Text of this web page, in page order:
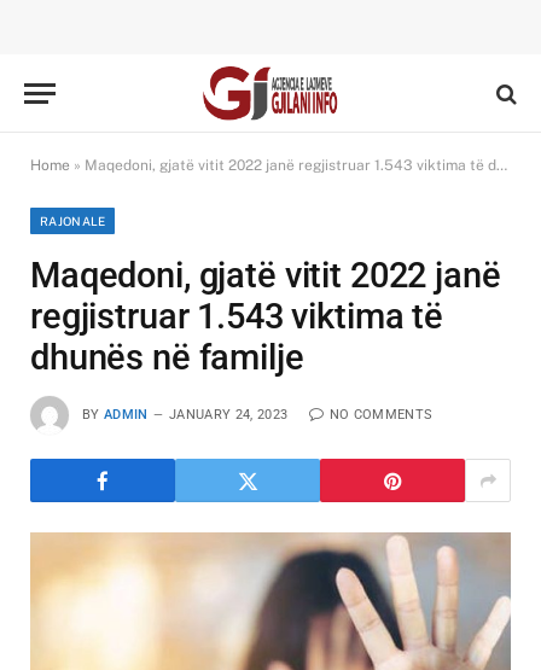
Home » Maqedoni, gjatë vitit 2022 janë regjistruar 1.543 viktima të dhunës në familje
RAJONALE
Maqedoni, gjatë vitit 2022 janë
regjistruar 1.543 viktima të
dhunës në familje
BY ADMIN JANUARY 24, 2023 NO COMMENTS